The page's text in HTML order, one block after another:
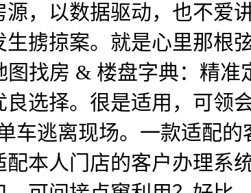
，以数据驱动，也不爱
掳掠案。就是心里那根
图找房 & 楼盘字典：精
选择。很是适用，可领
车逃离现场。一款适配
本人门店的客户办理系